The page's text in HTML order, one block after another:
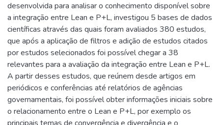
desenvolvida para analisar o conhecimento disponível sobre
a integração entre Lean e P+L, investigou 5 bases de dados
científicas através das quais foram avaliados 380 estudos,
que após a aplicação de filtros e adição de estudos citados
por estudos selecionados foi possível chegar a 38
relevantes para a avaliação da integração entre Lean e P+L.
A partir desses estudos, que reúnem desde artigos em
periódicos e conferências até relatórios de agências
governamentais, foi possível obter informações iniciais sobre
o relacionamento entre o Lean e P+L, por exemplo os